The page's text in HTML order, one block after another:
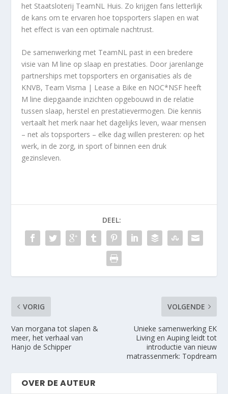
het Staatsloterij TeamNL Huis. Zo krijgen fans letterlijk
de kans om te ervaren hoe topsporters slapen en wat
het effect is van een optimale nachtrust.
De samenwerking met TeamNL past in een bredere
visie van M line op slaap en prestaties. Door jarenlange
partnerships met topsporters en organisaties als de
KNVB, Team Visma | Lease a Bike en NOC*NSF heeft
M line diepgaande inzichten opgebouwd in de relatie
tussen slaap, herstel en prestatievermogen. Die kennis
vertaalt het merk naar het dagelijks leven, waar mensen
– net als topsporters – elke dag willen presteren: op het
werk, in de zorg, in sport of binnen een druk
gezinsleven.
DEEL:
VORIG
Van morgana tot slapen &
meer, het verhaal van
Hanjo de Schipper
VOLGENDE
Unieke samenwerking EK
Living en Auping leidt tot
introductie van nieuw
matrassenmerk: Topdream
OVER DE AUTEUR